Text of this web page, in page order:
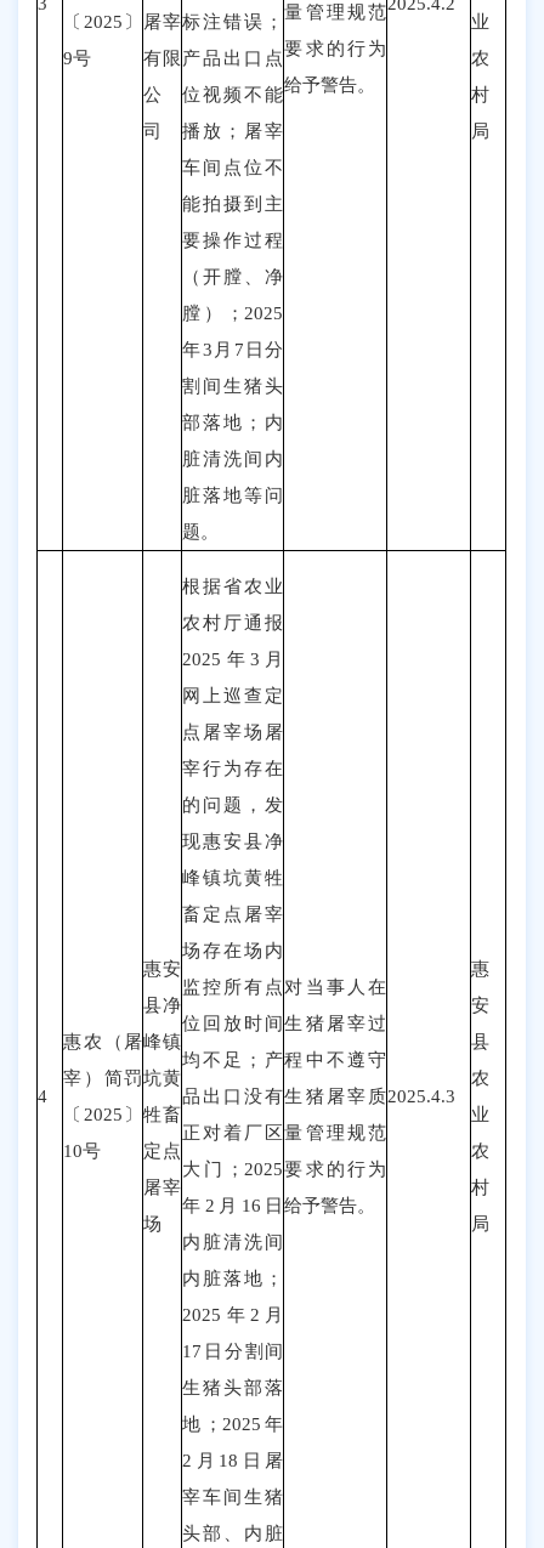
〔2025 〕
9号
屠宰
有限
公
司
标注错误；
产品出口点
位视频不能
播放；屠宰
车间点位不
能拍摄到主
要操作过程
（开膛、净
膛）；2025
年3月7日分
割间生猪头
部落地；内
脏清洗间内
脏落地等问
题。
量管理规范
要求的行为
给予警告。
业
农
村
局
4
惠农（ 屠
宰 ） 简罚
〔2025 〕
10号
惠安
县净
峰镇
坑黄
牲畜
定点
屠宰
场
根据省农业
农村厅通报
2025年3月
网上巡查定
点屠宰场屠
宰行为存在
的问题，发
现惠安县净
峰镇坑黄牲
畜定点屠宰
场存在场内
监控所有点
位回放时间
均不足；产
品出口没有
正对着厂区
大门；2025
年2月16日
内脏清洗间
内脏落地；
2025年2月
17日分割间
生猪头部落
地；2025年
2月 18日屠
宰车间生猪
头部、内脏
对 当事人在
生猪屠宰过
程中不遵守
生猪屠宰质
量管理规范
要求的行为
给予警告。
2025.4.3
惠
安
县
农
业
农
村
局